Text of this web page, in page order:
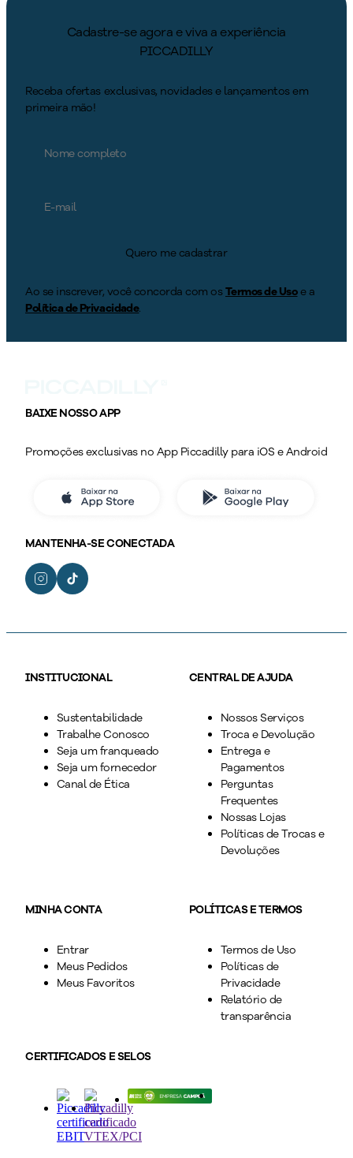
Cadastre-se agora e viva a experiência
PICCADILLY
Receba ofertas exclusivas, novidades e lançamentos em
primeira mão!
Quero me cadastrar
Ao se inscrever, você concorda com osTermos de Usoe a
Política de Privacidade.
BAIXE NOSSO APP
Promoções exclusivas no App Piccadilly para iOS e Android
MANTENHA-SE CONECTADA
INSTITUCIONAL
Sustentabilidade
Trabalhe Conosco
Seja um franqueado
Seja um fornecedor
Canal de Ética
CENTRAL DE AJUDA
Nossos Serviços
Troca e Devolução
Entrega e
Pagamentos
Perguntas
Frequentes
Nossas Lojas
Políticas de Trocas e
Devoluções
MINHA CONTA
Entrar
Meus Pedidos
Meus Favoritos
POLÍTICAS E TERMOS
Termos de Uso
Políticas de
Privacidade
Relatório de
transparência
CERTIFICADOS E SELOS